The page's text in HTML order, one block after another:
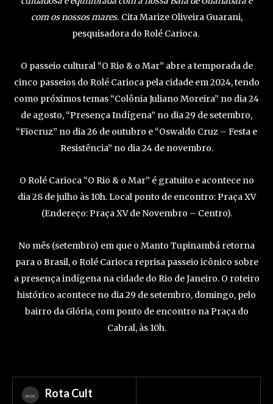
com os nossos mares. Cita Marize Oliveira Guarani,
pesquisadora do Rolé Carioca.
O passeio cultural “O Rio & o Mar” abre a temporada de
cinco passeios do Rolé Carioca pela cidade em 2024, tendo
como próximos temas “Colônia Juliano Moreira” no dia 24
de agosto, “Presença Indígena” no dia 29 de setembro,
“Fiocruz” no dia 26 de outubro e “Oswaldo Cruz – Festa e
Resistência” no dia 24 de novembro.
O Rolé Carioca “O Rio & o Mar” é gratuito e acontece no
dia 28 de julho às 10h. Local ponto de encontro: Praça XV
(Endereço: Praça XV de Novembro – Centro).
No mês (setembro) em que o Manto Tupinambá retorna
para o Brasil, o Rolé Carioca reprisa passeio icônico sobre
a presença indígena na cidade do Rio de Janeiro. O roteiro
histórico acontece no dia 29 de setembro, domingo, pelo
bairro da Glória, com ponto de encontro na Praça do
Cabral, às 10h.
Rota Cult